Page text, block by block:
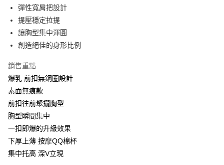
全盈+PAY
AFTEE先享後付
相關說明
【關於「AFTEE先享後付」】
便利好安心！
１．簡單：不需註冊會員、不需綁卡、不需儲值。
２．便利：只要手機號碼，簡訊認證，即可結帳。
３．安心：先確認商品／服務後，再付款。
１．於結帳方式選擇「AFTEE先享後付」後，將跳轉至「AFTEE先享後付」
結帳頁面，進行簡訊認證並確認金額後，即可完成結帳。
２．訂單成立數日內，您將收到繳費通知簡訊。
３．收到繳費通知簡訊後14天內，點擊此簡訊中的連結，可透過四大超商／
ATM／網路銀行／等多元方式進行付款，方視為交易完成。
運送方式
全家取貨付款
每筆NT$80，滿NT$999(含以上)免運費
付款後全家取貨
每筆NT$80，滿NT$999(含以上)免運費
萊爾富取貨付款
彈性寬肩把設計
提壓穩定拉提
讓胸型集中渾圓
創造絕佳的身形比例
銷售重點
爆乳 前扣無鋼圈設計
素面無痕款
前扣往前聚攏胸型
胸型瞬間集中
一扣即爆的升級效果
下厚上薄 按摩QQ棉杯
集中托高 深V立現